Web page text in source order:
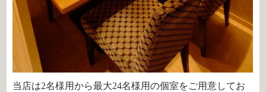
当店は2名様用から最大24名様用の個室をご用意してお